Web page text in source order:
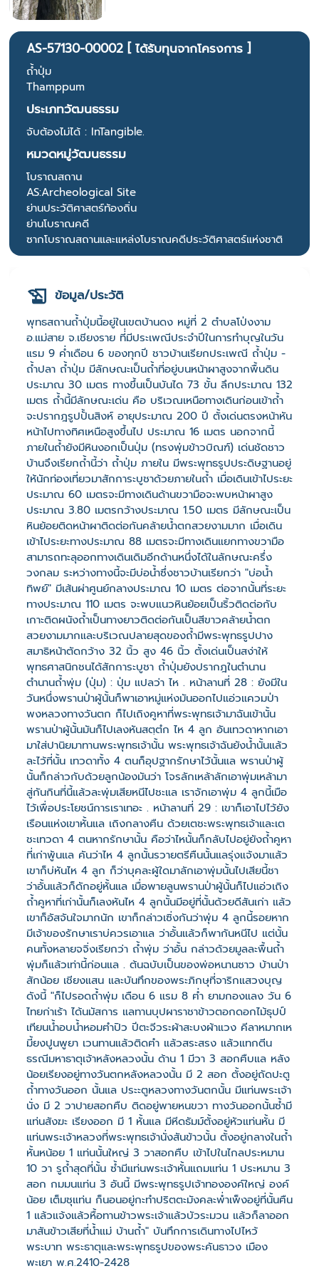
AS-57130-00002 [ ได้รับทุนจากโครงการ ]
ถ้ำปุ่ม
Thamppum
ประเภทวัฒนธรรม
จับต้องไม่ได้ : InTangible.
หมวดหมู่วัฒนธรรม
โบราณสถาน
AS:Archeological Site
ย่านประวัติศาสตร์ท้องถิ่น
ย่านโบราณคดี
ซากโบราณสถานและแหล่งโบราณคดีประวัติศาสตร์แห่งชาติ
ข้อมูล/ประวัติ
พุทธสถานถ้ำปุ่มนี้อยู่ในเขตบ้านดง หมู่ที่ 2 ตำบลโป่งงาม
อ.แม่สาย จ.เชียงราย ที่่มีประเพณีประจำปีในการทำบุญในวัน
แรม 9 ค่ำเดือน 6 ของทุกปี ชาวบ้านเรียกประเพณี ถ้ำปุ่ม -
ถ้ำปลา ถ้ำปุ่ม มีลักษณะเป็นถ้ำที่อยู่บนหน้าผาสูงจากพื้นดิน
ประมาณ 30 เมตร ทางขึ้นเป็นบันได 73 ขั้น ลึกประมาณ 132
เมตร ถ้ำนี้มีลักษณะเด่น คือ บริเวณเหนือทางเดินก่อนเข้าถ้ำ
จะปรากฎรูปปั้นสิงห์ อายุประมาณ 200 ปี ตั้งเด่นตรงหน้าหัน
หน้าไปทางทิศเหนือสูงขึ้นไป ประมาณ 16 เมตร นอกจากนี้
ภายในถ้ำยังมีหินงอกเป็นปุ่ม (ทรงพุ่มข้าวบิณฑ์) เด่นชัดชาว
บ้านจึงเรียกถ้ำนี้ว่า ถ้ำปุ่ม ภายใน มีพระพุทธรูปประดิษฐานอยู่
ให้นักท่องเที่ยวมาสักการะบูชาด้วยภายในถ้ำ เมื่อเดินเข้าไประยะ
ประมาณ 60 เมตรจะมีทางเดินด้านขวามือจะพบหน้าผาสูง
ประมาณ 3.80 เมตรกว้างประมาณ 1.50 เมตร มีลักษณะเป็น
หินย้อยติดหน้าผาติดต่อกันคล้ายน้ำตกสวยงามมาก เมื่อเดิน
เข้าไประยะทางประมาณ 88 เมตรจะมีทางเดินแยกทางขวามือ
สามารถทะลุออกทางเดินเดิมอีกด้านหนึ่งได้ในลักษณะครึ่ง
วงกลม ระหว่างทางนี้จะมีบ่อน้ำซึ่งชาวบ้านเรียกว่า "บ่อน้ำ
ทิพย์" มีเส้นผ่าศูนย์กลางประมาณ 10 เมตร ต่อจากนั้นที่ระยะ
ทางประมาณ 110 เมตร จะพบแนวหินย้อยเป็นริ้วติดต่อกับ
เกาะติดผนังถ้ำเป็นทางยาวติดต่อกันเป็นสีขาวคล้ายน้ำตก
สวยงามมากและบริเวณปลายสุดของถ้ำมีพระพุทธรูปปาง
สมาธิหน้าตัดกว้าง 32 นิ้ว สูง 46 นิ้ว ตั้งเด่นเป็นสง่าให้
พุทธศาสนิกชนได้สักการะบูชา ถ้ำปุ่มยังปรากฎในตำนาน
ตำนานถ้ำพุ่ม (ปุ่ม) : ปุ่ม แปลว่า ไห . หน้าลานที่ 28 : ยังมีใน
วันหนึ่งพรานป่าผู้นั้นก็พาเอาหมู่แห่งมันออกไปแอ่วแควมป่า
พงหลวงทางวันตก ก็ไปเถิงคูหาที่พระพุทธเจ้ามาฉันเข้านั้น
พรานป่าผู้นั้นมันก็ไปเลงหันสตฺตํก ไห 4 ลูก อันเทวดาหากเอา
มาใส่ปานิยมาทานพระพุทธเจ้านั้น พระพุทธเจ้าฉันยังน้ำนั้นแล้ว
ละไว้ที่นั้น เทวดาทั้ง 4 ตนก็อุปฐากรักษาไว้นั้นแล พรานป่าผู้
นั้นก็กล่าวกับด้วยลูกน้องมันว่า โจรลักเหล้าลักเอาพุ่มเหล้ามา
สู่กันกินที่นี้แล้วละพุ่มเสียหนีไปชะแล เราจักเอาพุ่ม 4 ลูกนี้เมือ
ไว้เพื่อประโยชน์การเราเทอะ . หน้าลานที่ 29 : เขาก็เอาไปไว้ยัง
เรือนแห่งเขาหั้นแล เถิงกลางฅืน ด้วยเตชะพระพุทธเจ้าและเต
ชะเทวดา 4 ตนหากรักษานั้น คือว่าไหนั้นก็กลับไปอยู่ยังถ้ำคูหา
ที่เก่าพู้นแล คันว่าไห 4 ลูกนั้นรวายตรีฅืนนั้นแลรุ่งแจ้งมาแล้ว
เขาก็บ่หันไห 4 ลูก ก็ว่าบุคละผู้ใดมาลักเอาพุ่มนั้นไปเสียนี้ชา
ว่าอั้นแล้วก็ดักอยู่หั้นแล เมื่อพายลูนพรานป่าผู้นั้นก็ไปแอ่วเถิง
ถ้ำคูหาที่เก่านั้นก็เลงหันไห 4 ลูกนั้นมีอยู่ที่นั้นด้วยดีสันเก่า แล้ว
เขาก็อัสจันใจมากนัก เขาก็กล่าวเซิ่งกันว่าพุ่ม 4 ลูกนี้รอยหาก
มีเจ้าของรักษาเราบ่ควรเอาแล ว่าอั้นแล้วก็พากันหนีไป แต่นั้น
คนทั้งหลายจจิ่งเรียกว่า ถ้ำพุ่ม ว่าอั้น กล่าวด้วยมูลละพื้นถ้ำ
พุ่มก็แล้วเท่านี้ก่อนแล . ต้นฉบับเป็นของพ่อหนานซาว บ้านป่า
สักน้อย เชียงแสน และบันทึกของพระภิกษุที่จาริกแสวงบุญ
ดังนี้ "ก็ไปรอดถ้ำพุ่ม เดือน 6 แรม 8 ฅ่ำ ยามกองแลง วัน 6
ไทยก่าเร้า ได้นมัสการ แลทานบุปผาราชาข้าวตอกดอกไม้ธุปป์
เทียนน้ำอบน้ำหอมฅำปิว ปีตะจีวระผ้าสะบงผ้าแวง คีลาหมากเห
มี้ยงปูนพูยา เวนทานแล้วติดฅำ แล้วสระสรง แล้วแทกตีน
ธรณีมหาธาตุเจ้าหลังหลวงนั้น ด้าน 1 มีวา 3 สอกฅืบแล หลัง
น้อยเรียงอยู่ทางวันตกหลังหลวงนั้น มี 2 สอก ตั้งอยู่ถัดปะตู
ถ้ำทางวันออก นั้นแล ประะตูหลวงทางวันตกนั้น มีแท่นพระเจ้า
นั่ง มี 2 วาปายสอกฅืบ ติดอยู่พายหนขวา ทางวันออกนั้นซ้ำมี
แท่นสังฆะ เรียงออก มี 1 หั้นแล มีหีดธัมม์ตั้งอยู่หัวแท่นหั้น มี
แท่นพระเจ้าหลวงที่พระพุทธเจ้านั่งสันข้าวนั้น ตั้งอยู่กลางในถ้ำ
หั้นหน้อย 1 แท่นนั้นใหญ่ 3 วาสอกฅืบ เข้าไปในไกลประหมาน
10 วา รูถ้ำสุดที่นั้น ซ้ำมีแท่นพระเจ้าหั้นแถมแท่น 1 ประหมาน 3
สอก กมมนแท่น 3 อันนี้ มีพระพุทธรูปเจ้าทององค์ใหญ่ องค์
น้อย เต็มชุแท่น ก็นอนอยู่กะทำปริตตะมังคละพ่ำเพ็งอยู่ที่นั้นฅืน
1 แล้วแจ้งแล้วหื้อทานข้าวพระเจ้าแล้วบัวระมวน แล้วก็ลาออก
มาสันข้าวเสียที่น้ำแม่ บ้านถ้ำ" บันทึกการเดินทางไปไหว้
พระบาท พระธาตุและพระพุทธรูปของพระคันธาวง เมือง
พะเยา พ.ศ.2410-2428